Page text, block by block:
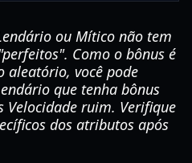
ou Mítico não tem
Como o bônus é
você pode
que tenha bônus
Velocidade ruim. Verifique
dos atributos após